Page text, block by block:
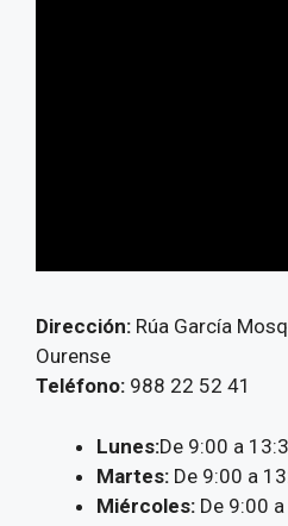
Dirección: Rúa García
Ourense
Teléfono: 988 22 52 41
Lunes:De 9:00 a
Martes: De 9:00 a
Miércoles: De 9:00